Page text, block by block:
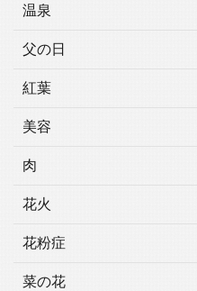
温泉
父の日
紅葉
美容
肉
花火
花粉症
菜の花